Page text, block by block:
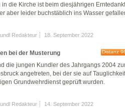
die Kirche ist beim diesjährigen
aber leider buchstäblich ins Wasser
Redakteur 18. September 2022
bei der Musterung Distanz
die jungen Kundler des Jahrgangs 2004
angetreten, bei der sie auf
Grundwehrdienst geprüft wurden.
Redakteur 14. September 2022